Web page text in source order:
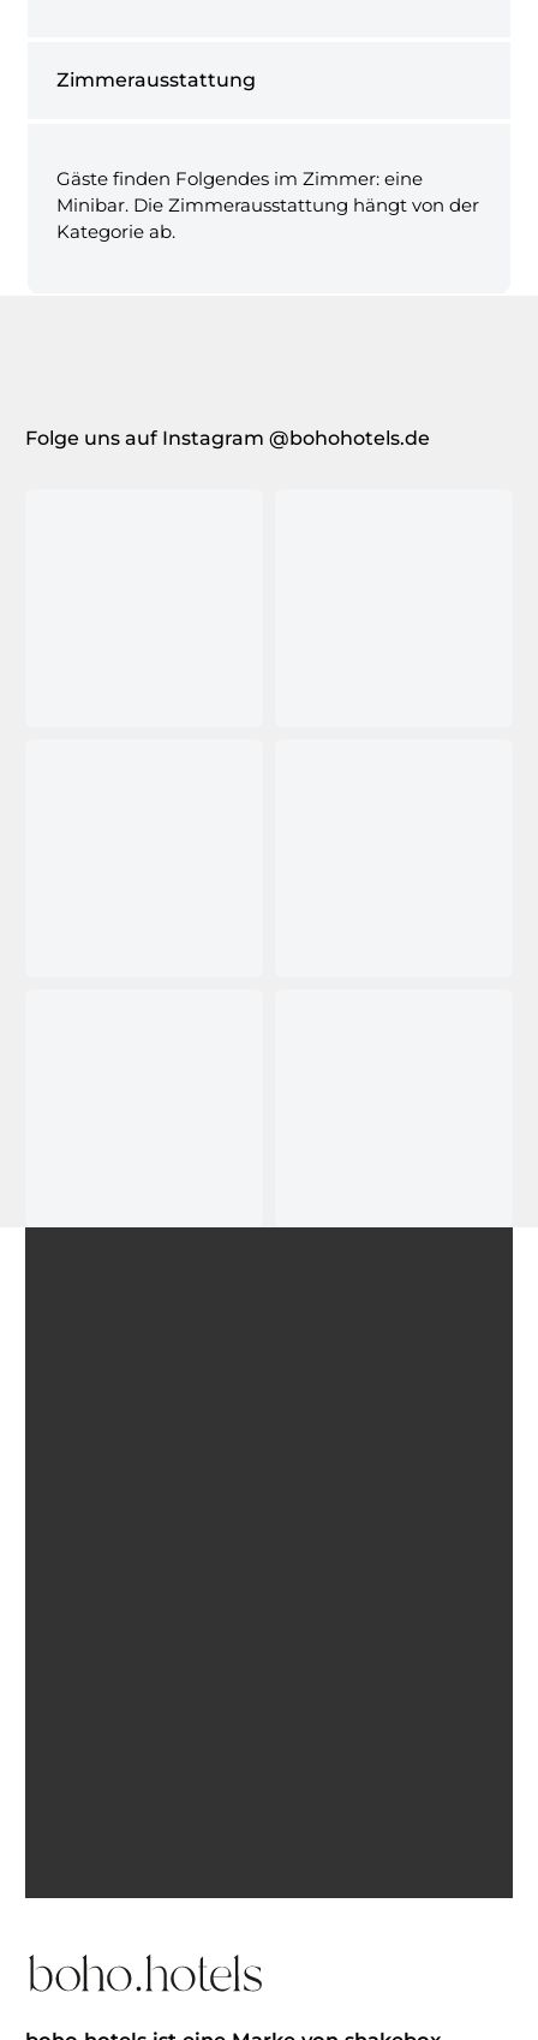
Zimmerausstattung
Gäste finden Folgendes im Zimmer: eine
Minibar. Die Zimmerausstattung hängt von der
Kategorie ab.
Folge uns auf Instagram @bohohotels.de